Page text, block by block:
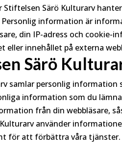
Stiftelsen Särö Kulturarv
information är
din IP-adress och
eller innehållet på externa
Särö
samlar personlig
information som du
från din webbläsare,
använder
för att förbättra våra